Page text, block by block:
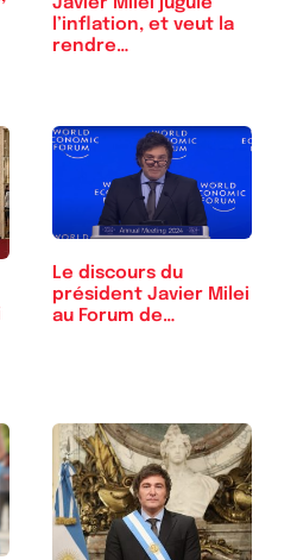
l’inflation, et veut la
rendre…
Le discours du
président Javier Milei
au Forum de…